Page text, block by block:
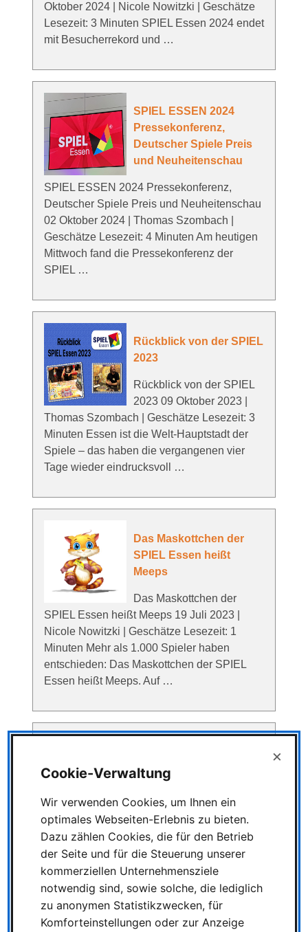
Oktober 2024 | Nicole Nowitzki | Geschätze
Lesezeit: 3 Minuten SPIEL Essen 2024 endet
mit Besucherrekord und …
SPIEL ESSEN 2024
Pressekonferenz,
Deutscher Spiele Preis
und Neuheitenschau
SPIEL ESSEN 2024 Pressekonferenz,
Deutscher Spiele Preis und Neuheitenschau
02 Oktober 2024 | Thomas Szombach |
Geschätze Lesezeit: 4 Minuten Am heutigen
Mittwoch fand die Pressekonferenz der
SPIEL …
Rückblick von der SPIEL
2023
Rückblick von der SPIEL
2023 09 Oktober 2023 |
Thomas Szombach | Geschätze Lesezeit: 3
Minuten Essen ist die Welt-Hauptstadt der
Spiele – das haben die vergangenen vier
Tage wieder eindrucksvoll …
Das Maskottchen der
SPIEL Essen heißt
Meeps
Das Maskottchen der
SPIEL Essen heißt Meeps 19 Juli 2023 |
Nicole Nowitzki | Geschätze Lesezeit: 1
Minuten Mehr als 1.000 Spieler haben
entschieden: Das Maskottchen der SPIEL
Essen heißt Meeps. Auf …
Essen 2025
Rückblick von der SPIEL
Essen 2025: Rekorde,
Emotionen und ein starkes Signal für die
Branche 26 Oktober 2025 | Nicole Nowitzki |
Geschätze Lesezeit: 2 Minuten Die SPIEL
Essen 2025 hat einmal mehr …
Cookie-Verwaltung
×
Wir verwenden Cookies, um Ihnen ein
optimales Webseiten-Erlebnis zu bieten.
Dazu zählen Cookies, die für den Betrieb
der Seite und für die Steuerung unserer
kommerziellen Unternehmensziele
notwendig sind, sowie solche, die lediglich
zu anonymen Statistikzwecken, für
Komforteinstellungen oder zur Anzeige